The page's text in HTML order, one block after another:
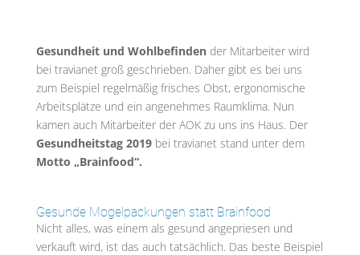
Gesundheit und Wohlbefindender Mitarbeiter wird
bei travianet groß geschrieben. Daher gibt es bei uns
zum Beispiel regelmäßig frisches Obst, ergonomische
Arbeitsplätze und ein angenehmes Raumklima. Nun
kamen auch Mitarbeiter der AOK zu uns ins Haus. Der
Gesundheitstag 2019bei travianet stand unter dem
Motto „Brainfood“.
Gesunde Mogelpackungen statt Brainfood
Nicht alles, was einem als gesund angepriesen und
verkauft wird, ist das auch tatsächlich. Das beste Beispiel